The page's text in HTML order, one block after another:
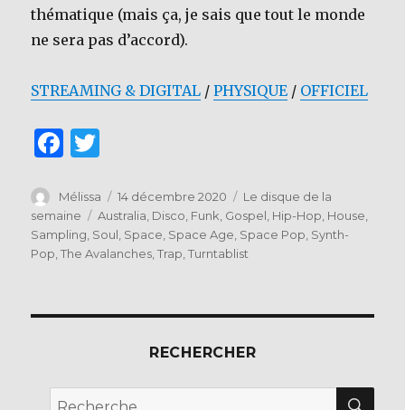
thématique (mais ça, je sais que tout le monde
ne sera pas d’accord).
STREAMING & DIGITAL /PHYSIQUE / OFFICIEL
F
c
e
b
o
it
te
r
Auteur
Mélissa
Publié
le
14 décembre 2020 Catégories
Le disque de la
semaine
Étiquettes
Australia, Disco, Funk, Gospel, Hip-Hop, House,
Sampling, Soul, Space, Space Age, Space Pop, Synth-
Pop,The Avalanches,Trap,Turntablist
RECHERCHER
Recherche